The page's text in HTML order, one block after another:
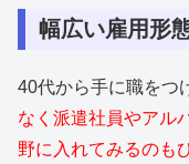
幅広い雇用形
40代から手に職をつ
なく派遣社員やアル
野に入れてみるのも